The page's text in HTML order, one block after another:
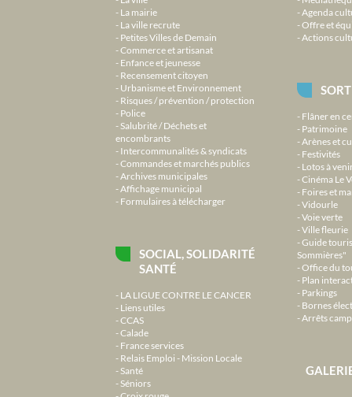
La mairie
La ville recrute
Petites Villes de Demain
Commerce et artisanat
Enfance et jeunesse
Recensement citoyen
Urbanisme et Environnement
Risques / prévention / protection
Police
Salubrité / Déchets et
encombrants
Intercommunalités & syndicats
Commandes et marchés publics
Archives municipales
Affichage municipal
Formulaires à télécharger
SOCIAL, SOLIDARITÉ
SANTÉ
LA LIGUE CONTRE LE CANCER
Liens utiles
CCAS
Calade
France services
Relais Emploi - Mission Locale
Santé
Séniors
Agenda
Offre et
Actions
Flâner en
Patrimoine
Arènes et
Festivités
Lotos à
Cinéma Le
Foires et
Vidourle
Voie verte
Ville fleurie
Guide
Sommières"
Office du
Plan
Parkings
Bornes
Arrêts